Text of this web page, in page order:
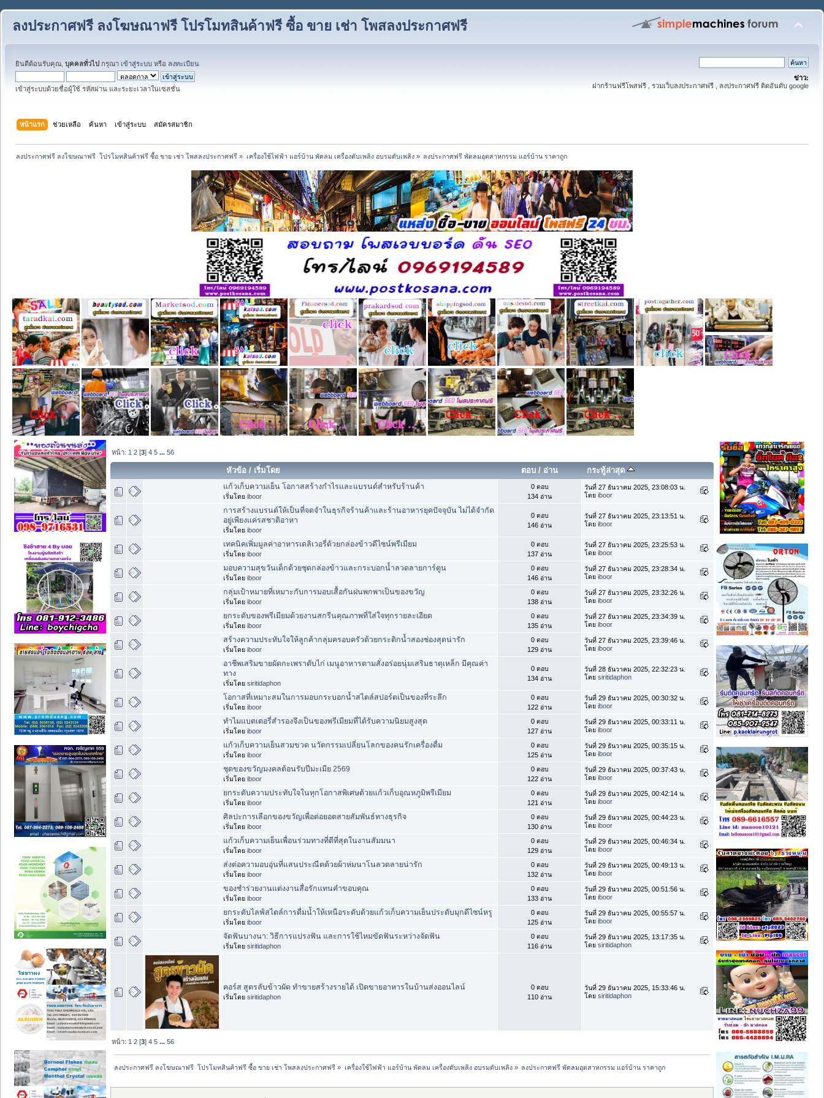
ลงประกาศฟรี ลงโฆษณาฟรี โปรโมทสินค้าฟรี ซื้อ ขาย เช่า โพสลงประกาศฟรี
ยินดีต้อนรับคุณ, บุคคลทั่วไป กรุณา เข้าสู่ระบบ หรือ ลงทะเบียน
เข้าสู่ระบบด้วยชื่อผู้ใช้ รหัสผ่าน และระยะเวลาในเซสชั่น
ข่าว:
ฝากร้านฟรีโพสฟรี , รวมเว็บลงประกาศฟรี , ลงประกาศฟรี ติดอันดับ google
หน้าแรก ช่วยเหลือ ค้นหา เข้าสู่ระบบ สมัครสมาชิก
ลงประกาศฟรี ลงโฆษณาฟรี  โปรโมทสินค้าฟรี ซื้อ ขาย เช่า โพสลงประกาศฟรี » เครื่องใช้ไฟฟ้า แอร์บ้าน พัดลม เครื่องดับเพลิง อบรมดับเพลิง» ลงประกาศฟรี พัดลมอุตสาหกรรม แอร์บ้าน ราคาถูก
หน้า: 1 2 [3]4 5 ...56
หัวข้อ / เริ่มโดย ตอบ/ อ่าน กระทู้ล่าสุด
แก้วเก็บความเย็น โอกาสสร้างกำไรและแบรนด์สำหรับร้านค้า
เริ่มโดย iboor
0 ตอบ
134 อ่าน
วันที่ 27 ธันวาคม 2025, 23:08:03 น.
โดย iboor
การสร้างแบรนด์ให้เป็นที่จดจำในธุรกิจร้านค้าและร้านอาหารยุคปัจจุบัน ไม่ได้จำกัด
อยู่เพียงแค่รสชาติอาหา
เริ่มโดย iboor
0 ตอบ
146 อ่าน
วันที่ 27 ธันวาคม 2025, 23:13:51 น.
โดย iboor
เทคนิคเพิ่มมูลค่าอาหารเดลิเวอรี่ด้วยกล่องข้าวดีไซน์พรีเมียม
เริ่มโดย iboor
0 ตอบ
137 อ่าน
วันที่ 27 ธันวาคม 2025, 23:25:53 น.
โดย iboor
มอบความสุขวันเด็กด้วยชุดกล่องข้าวและกระบอกน้ำลวดลายการ์ตูน
เริ่มโดย iboor
0 ตอบ
146 อ่าน
วันที่ 27 ธันวาคม 2025, 23:28:34 น.
โดย iboor
กลุ่มเป้าหมายที่เหมาะกับการมอบเสื้อกันฝนพกพาเป็นของขวัญ
เริ่มโดย iboor
0 ตอบ
138 อ่าน
วันที่ 27 ธันวาคม 2025, 23:32:26 น.
โดย iboor
ยกระดับของพรีเมียมด้วยงานสกรีนคุณภาพที่ใส่ใจทุกรายละเอียด
เริ่มโดย iboor
0 ตอบ
135 อ่าน
วันที่ 27 ธันวาคม 2025, 23:34:39 น.
โดย iboor
สร้างความประทับใจให้ลูกค้ากลุ่มครอบครัวด้วยกระติกน้ำสองช่องสุดน่ารัก
เริ่มโดย iboor
0 ตอบ
129 อ่าน
วันที่ 27 ธันวาคม 2025, 23:39:46 น.
โดย iboor
อาชีพเสริมขายผัดกะเพราตับไก่ เมนูอาหารตามสั่งอร่อยนุ่มเสริมธาตุเหล็ก มีคุณค่า
ทาง
เริ่มโดย siritidaphon
0 ตอบ
134 อ่าน
วันที่ 28 ธันวาคม 2025, 22:32:23 น.
โดย siritidaphon
โอกาสที่เหมาะสมในการมอบกระบอกน้ำสไตล์สปอร์ตเป็นของที่ระลึก
เริ่มโดย iboor
0 ตอบ
122 อ่าน
วันที่ 29 ธันวาคม 2025, 00:30:32 น.
โดย iboor
ทำไมแบตเตอรี่สำรองจึงเป็นของพรีเมียมที่ได้รับความนิยมสูงสุด
เริ่มโดย iboor
0 ตอบ
127 อ่าน
วันที่ 29 ธันวาคม 2025, 00:33:11 น.
โดย iboor
แก้วเก็บความเย็นสวมขวด นวัตกรรมเปลี่ยนโลกของคนรักเครื่องดื่ม
เริ่มโดย iboor
0 ตอบ
125 อ่าน
วันที่ 29 ธันวาคม 2025, 00:35:15 น.
โดย iboor
ชุดของขวัญมงคลต้อนรับปีมะเมีย 2569
เริ่มโดย iboor
0 ตอบ
122 อ่าน
วันที่ 29 ธันวาคม 2025, 00:37:43 น.
โดย iboor
ยกระดับความประทับใจในทุกโอกาสพิเศษด้วยแก้วเก็บอุณหภูมิพรีเมียม
เริ่มโดย iboor
0 ตอบ
121 อ่าน
วันที่ 29 ธันวาคม 2025, 00:42:14 น.
โดย iboor
ศิลปะการเลือกของขวัญเพื่อต่อยอดสายสัมพันธ์ทางธุรกิจ
เริ่มโดย iboor
0 ตอบ
130 อ่าน
วันที่ 29 ธันวาคม 2025, 00:44:23 น.
โดย iboor
แก้วเก็บความเย็นเพื่อนร่วมทางที่ดีที่สุดในงานสัมมนา
เริ่มโดย iboor
0 ตอบ
129 อ่าน
วันที่ 29 ธันวาคม 2025, 00:46:34 น.
โดย iboor
ส่งต่อความอบอุ่นที่แสนประณีตด้วยผ้าห่มนาโนลวดลายน่ารัก
เริ่มโดย iboor
0 ตอบ
132 อ่าน
วันที่ 29 ธันวาคม 2025, 00:49:13 น.
โดย iboor
ของชำร่วยงานแต่งงานสื่อรักแทนคำขอบคุณ
เริ่มโดย iboor
0 ตอบ
133 อ่าน
วันที่ 29 ธันวาคม 2025, 00:51:56 น.
โดย iboor
ยกระดับไลฟ์สไตล์การดื่มน้ำให้เหนือระดับด้วยแก้วเก็บความเย็นประดับมุกดีไซน์หรู
เริ่มโดย iboor
0 ตอบ
125 อ่าน
วันที่ 29 ธันวาคม 2025, 00:55:57 น.
โดย iboor
จัดฟันบางนา: วิธีการแปรงฟัน และการใช้ไหมขัดฟันระหว่างจัดฟัน
เริ่มโดย siritidaphon
0 ตอบ
116 อ่าน
วันที่ 29 ธันวาคม 2025, 13:17:35 น.
โดย siritidaphon
คอร์ส สูตรลับข้าวผัด ทำขายสร้างรายได้ เปิดขายอาหารในบ้านส่งออนไลน์
เริ่มโดย siritidaphon
0 ตอบ
110 อ่าน
วันที่ 29 ธันวาคม 2025, 15:33:46 น.
โดย siritidaphon
หน้า: 1 2 [3]4 5 ...56
ลงประกาศฟรี ลงโฆษณาฟรี  โปรโมทสินค้าฟรี ซื้อ ขาย เช่า โพสลงประกาศฟรี » เครื่องใช้ไฟฟ้า แอร์บ้าน พัดลม เครื่องดับเพลิง อบรมดับเพลิง» ลงประกาศฟรี พัดลมอุตสาหกรรม แอร์บ้าน ราคาถูก